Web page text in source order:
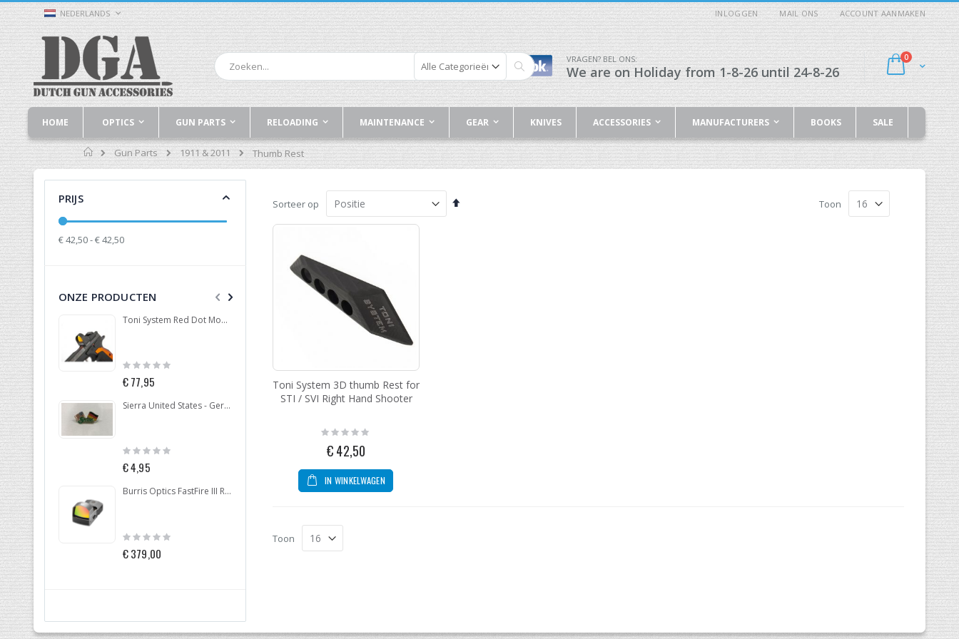
Ga
naar
de
inhoud
TAALNEDERLANDS INLOGGEN MAIL ONS ACCOUNT AANMAKEN
Cart
0producten
Zoek
Zoek
VRAGEN? BEL ONS:
We are on Holiday from 1-8-26 until 24-8-26
HOME OPTICS GUN PARTS RELOADING MAINTENANCE GEAR KNIVES ACCESSORIES MANUFACTURERS BOOKS SALE
Home
Gun Parts 1911 & 2011 Thumb Rest
Sorteer op
Van
Toon
Toni System 3D thumb Rest for
STI / SVI Right Hand Shooter
Rating:
0%
€ 42,50
IN WINKELWAGEN
Toon
PRIJS
€ 42,50 - € 42,50
ONZE PRODUCTEN
Toni System Red Dot Mount for CZ Shadow 2 Optic Ready
Rating:
0%
€ 77,95
Sierra United States - Germany Pin
Rating:
€ 4,95
Burris Optics FastFire III Red Dot
Rating:
0%
€ 379,00
MBX PCC Firing Pin With Spring 9MM
0%
€ 29,95
MBX PCC 4'' Mini Base Pad With Spring
€ 99,00
Rating:
€ 255,00